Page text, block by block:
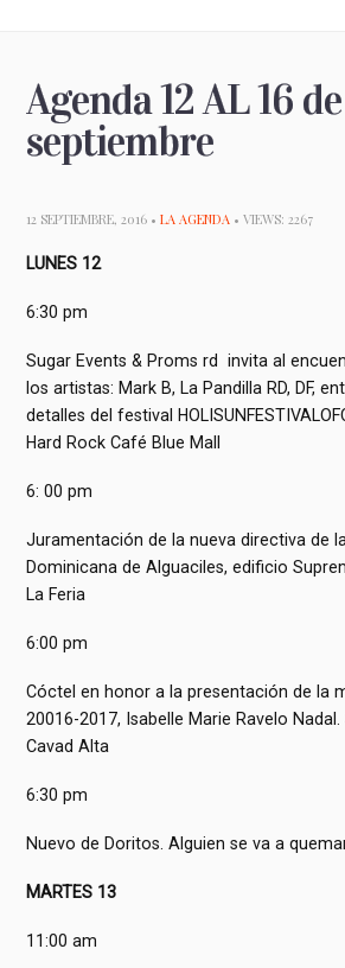
Agenda 12 AL 16 de
septiembre
12 SEPTIEMBRE, 2016 •LA AGENDA • VIEWS: 2267
LUNES 12
6:30 pm
Sugar Events & Proms rd invita al
los artistas: Mark B, La Pandilla RD, DF,
detalles del festival
Hard Rock Café Blue Mall
6: 00 pm
Juramentación de la nueva directiva de
Dominicana de Alguaciles, edificio
La Feria
6:00 pm
Cóctel en honor a la presentación de la
20016-2017, Isabelle Marie Ravelo
Cavad Alta
6:30 pm
Nuevo de Doritos. Alguien se va a
MARTES 13
11:00 am